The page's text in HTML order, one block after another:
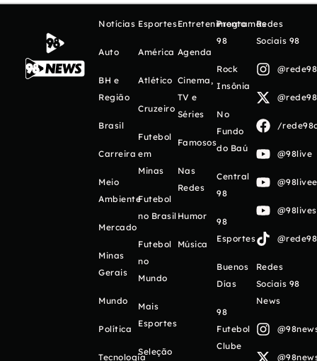
Notícias
Auto
BH e
Região
Brasil
Carreira
Meio
Ambiente
Mercado
Minas
Gerais
Mundo
Política
Tecnologia
Esportes
América
Atlético
Cruzeiro
Futebol
em
Minas
Futebol
no Brasil
Futebol
no
Mundo
Mais
Esportes
Seleção
Entretenimento
Agenda
Cinema,
TV e
Séries
Famosos
Nas
Redes
Humor
Música
Programas
98
Rock
Insônia
No
Fundo
do Baú
Central
98
98
Esportes
Buenos
Días
98
Futebol
Clube
Redes
Sociais 98
/
@98live
Redes
Sociais 98
News